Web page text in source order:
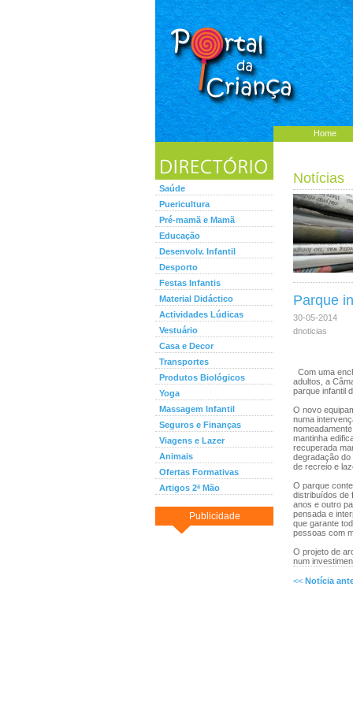
Home
Saúde
Puericultura
Pré-mamã e Mamã
Educação
Desenvolv. Infantil
Desporto
Festas Infantis
Material Didáctico
Actividades Lúdicas
Vestuário
Casa e Decor
Transportes
Produtos Biológicos
Yoga
Massagem Infantil
Seguros e Finanças
Viagens e Lazer
Animais
Ofertas Formativas
Artigos 2ª Mão
Publicidade
Notícias
Parque
30-05-2014
dnoticias
Com uma
adultos, a
parque infantil
O novo
numa
mantinha
recuperada
degradação do
de recreio e
O parque
distribuídos de
anos e outro
pensada e
que garante
pessoas com
O projeto de
num
<< Notícia